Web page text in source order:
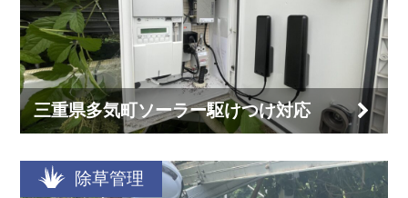
三重県多気町ソーラー駆けつけ対応
除草管理